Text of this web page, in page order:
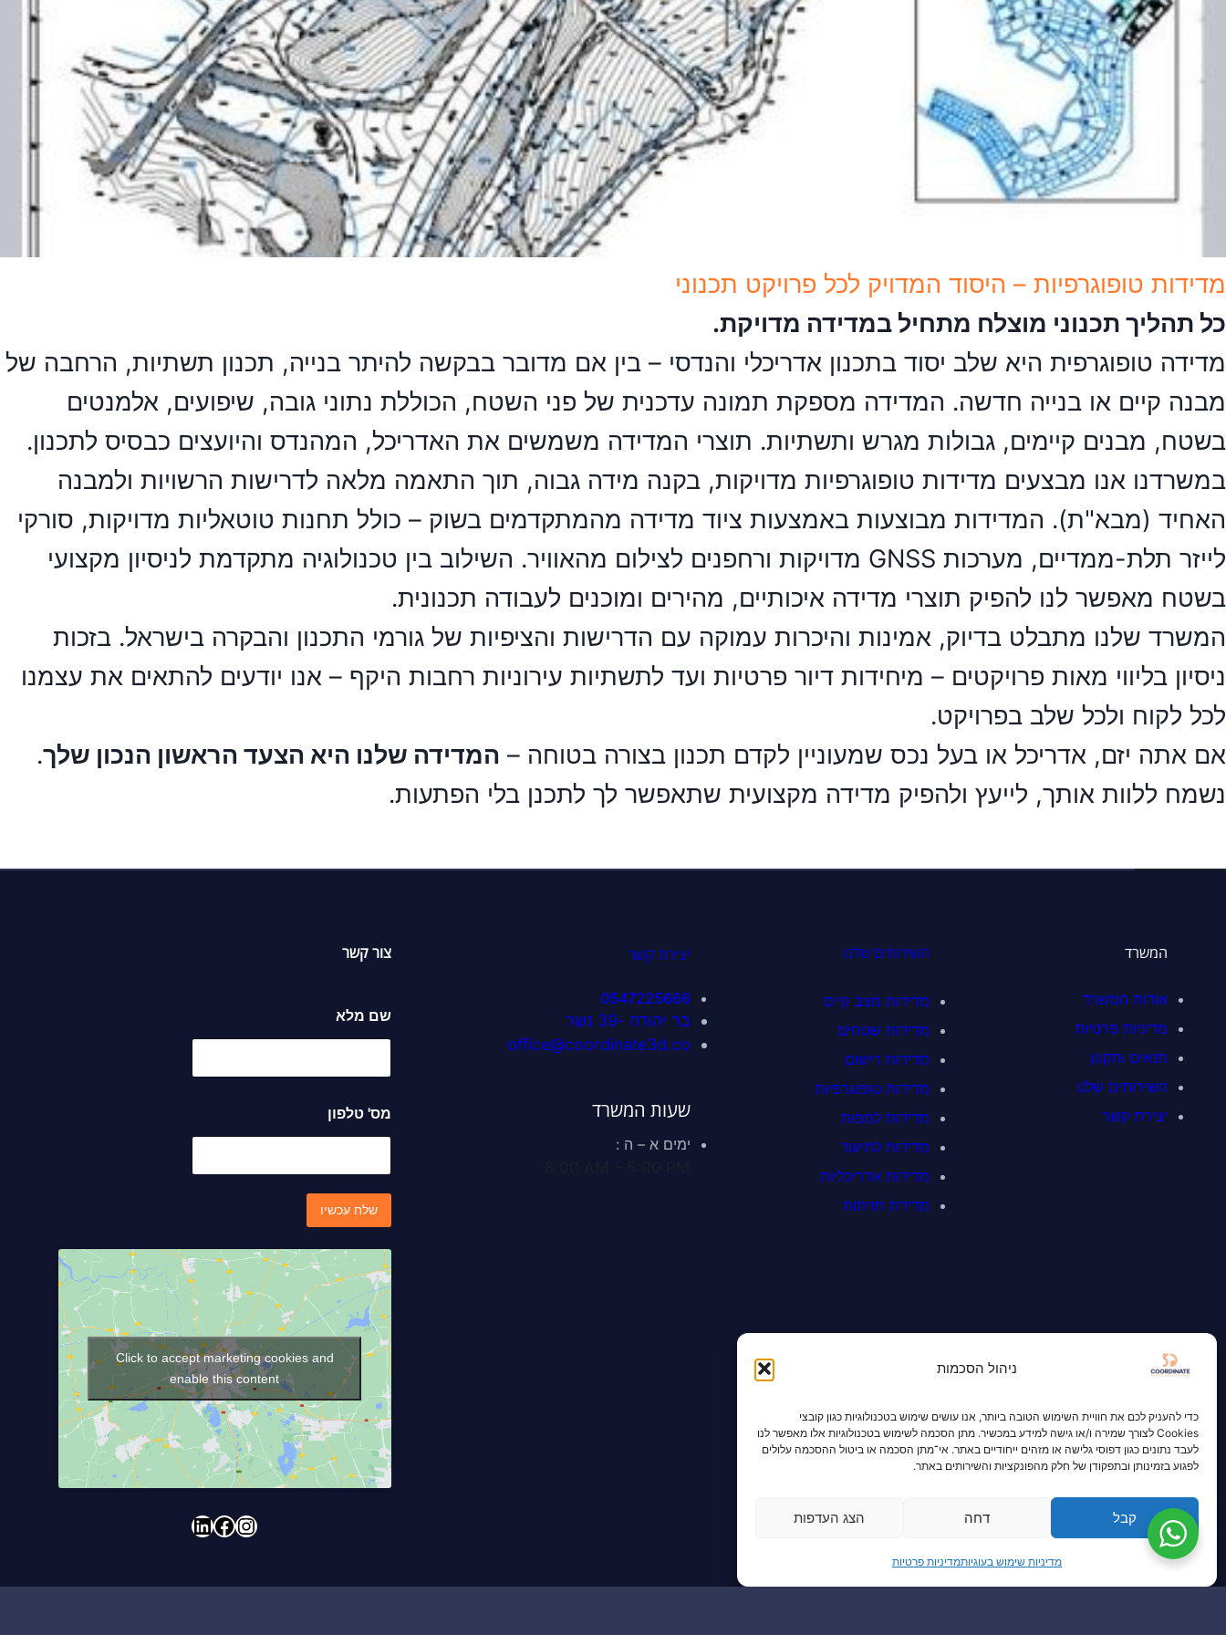
ניהול הסכמות
כדי להעניק לכם את חוויית השימוש הטובה ביותר, אנו עושים שימוש בטכנולוגיות כגון קובצי
Cookies לצורך שמירה ו/או גישה למידע במכשיר. מתן הסכמה לשימוש בטכנולוגיות אלו מאפשר לנו
לעבד נתונים כגון דפוסי גלישה או מזהים ייחודיים באתר. אי־מתן הסכמה או ביטול ההסכמה עלולים
לפגוע בזמינותן ובתפקודן של חלק מהפונקציות והשירותים באתר.
קבל דחה הצג העדפות
מדיניות שימוש בעוגיותמדיניות פרטיות
מדידות טופוגרפיות – היסוד המדויק לכל פרויקט תכנוני
כל תהליך תכנוני מוצלח מתחיל במדידה מדויקת.
מדידה טופוגרפית היא שלב יסוד בתכנון אדריכלי והנדסי – בין אם מדובר בבקשה להיתר בנייה, תכנון תשתיות, הרחבה של
מבנה קיים או בנייה חדשה. המדידה מספקת תמונה עדכנית של פני השטח, הכוללת נתוני גובה, שיפועים, אלמנטים
בשטח, מבנים קיימים, גבולות מגרש ותשתיות. תוצרי המדידה משמשים את האדריכל, המהנדס והיועצים כבסיס לתכנון.
במשרדנו אנו מבצעים מדידות טופוגרפיות מדויקות, בקנה מידה גבוה, תוך התאמה מלאה לדרישות הרשויות ולמבנה
האחיד (מבא"ת). המדידות מבוצעות באמצעות ציוד מדידה מהמתקדמים בשוק – כולל תחנות טוטאליות מדויקות, סורקי
לייזר תלת-ממדיים, מערכות GNSS מדויקות ורחפנים לצילום מהאוויר. השילוב בין טכנולוגיה מתקדמת לניסיון מקצועי
בשטח מאפשר לנו להפיק תוצרי מדידה איכותיים, מהירים ומוכנים לעבודה תכנונית.
המשרד שלנו מתבלט בדיוק, אמינות והיכרות עמוקה עם הדרישות והציפיות של גורמי התכנון והבקרה בישראל. בזכות
ניסיון בליווי מאות פרויקטים – מיחידות דיור פרטיות ועד לתשתיות עירוניות רחבות היקף – אנו יודעים להתאים את עצמנו
לכל לקוח ולכל שלב בפרויקט.
אם אתה יזם, אדריכל או בעל נכס שמעוניין לקדם תכנון בצורה בטוחה – המדידה שלנו היא הצעד הראשון הנכון שלך.
נשמח ללוות אותך, לייעץ ולהפיק מדידה מקצועית שתאפשר לך לתכנן בלי הפתעות.
המשרד
אודות המשרד
מדיניות פרטיות
תנאים ותקנון
השירותים שלנו
יצירת קשר
השירותים שלנו
מדידות מצב קיים
מדידות שטחים
מדידות רישום
מדידות טופוגרפיות
מדידות למפות
מדידות לתיעוד
מדידות אדריכליות
מדידת חזיתות
יצירת קשר
0547225666
בר יהודה -39 נשר
office@coordinate3d.co
שעות המשרד
ימים א – ה :
צור קשר
שם מלא
ל
א
ל
ל
פ
ו
מס' טלפון
שלח עכשיו
Click to accept marketing cookies and
enable this content
Instagram
Facebook
LinkedIn